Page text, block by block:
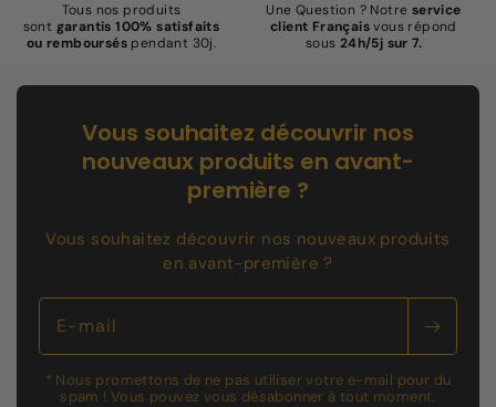
Tous nos produits
sont garantis 100% satisfaits
ou remboursés pendant 30j.
Une Question ? Notre service
client Françaisvous répond
sous 24h/5j sur 7.
Vous souhaitez découvrir nos
nouveaux produits en avant-
première ?
Vous souhaitez découvrir nos nouveaux produits
en avant-première ?
E-mail
* Nous promettons de ne pas utiliser votre e-mail pour du
spam ! Vous pouvez vous désabonner à tout moment.